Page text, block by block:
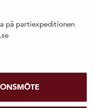
på partiexpeditionen